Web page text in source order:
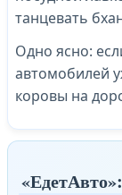
танцевать
Одно ясно:
автомобилей
коровы на